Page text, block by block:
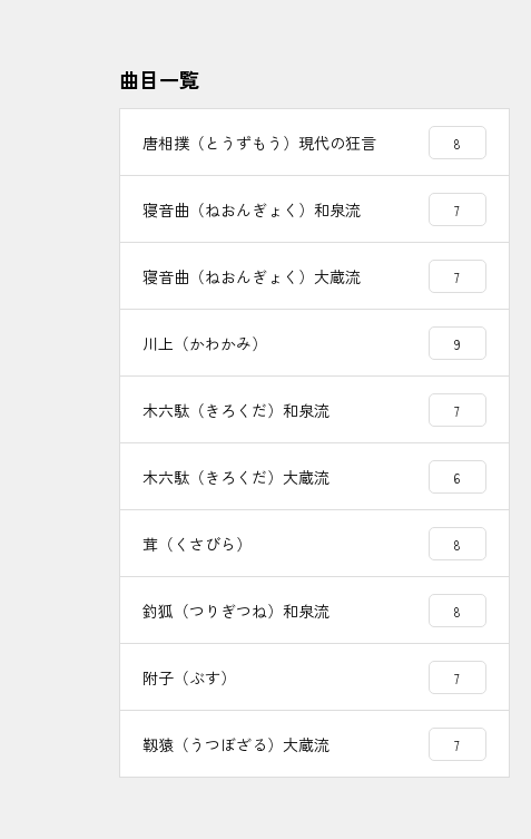
曲目一覧
唐相撲（とうずもう）現代の狂言 8
寝音曲（ねおんぎょく）和泉流 7
寝音曲（ねおんぎょく）大蔵流 7
川上（かわかみ） 9
木六駄（きろくだ）和泉流 7
木六駄（きろくだ）大蔵流 6
茸（くさびら） 8
釣狐（つりぎつね）和泉流 8
附子（ぶす） 7
靱猿（うつぼざる）大蔵流 7